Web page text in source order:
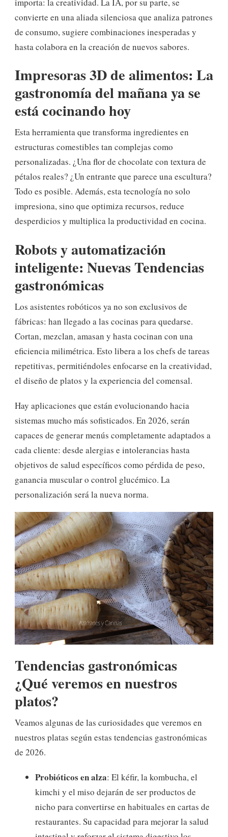
convierte en una aliada silenciosa que analiza patrones
de consumo, sugiere combinaciones inesperadas y
hasta colabora en la creación de nuevos sabores.
Impresoras 3D de alimentos: La
gastronomía del mañana ya se
está cocinando hoy
Esta herramienta que transforma ingredientes en
estructuras comestibles tan complejas como
personalizadas. ¿Una flor de chocolate con textura de
pétalos reales? ¿Un entrante que parece una escultura?
Todo es posible. Además, esta tecnología no solo
impresiona, sino que optimiza recursos, reduce
desperdicios y multiplica la productividad en cocina.
Robots y automatización
inteligente: Nuevas Tendencias
gastronómicas
Los asistentes robóticos ya no son exclusivos de
fábricas: han llegado a las cocinas para quedarse.
Cortan, mezclan, amasan y hasta cocinan con una
eficiencia milimétrica. Esto libera a los chefs de tareas
repetitivas, permitiéndoles enfocarse en la creatividad,
el diseño de platos y la experiencia del comensal.
Hay aplicaciones que están evolucionando hacia
sistemas mucho más sofisticados. En 2026, serán
capaces de generar menús completamente adaptados a
cada cliente: desde alergias e intolerancias hasta
objetivos de salud específicos como pérdida de peso,
ganancia muscular o control glucémico. La
personalización será la nueva norma.
Tendencias gastronómicas
¿Qué veremos en nuestros
platos?
Veamos algunas de las curiosidades que veremos en
nuestros platas según estas tendencias gastronómicas
de 2026.
Probióticos en alza: El kéfir, la kombucha, el
kimchi y el miso dejarán de ser productos de
nicho para convertirse en habituales en cartas de
restaurantes. Su capacidad para mejorar la salud